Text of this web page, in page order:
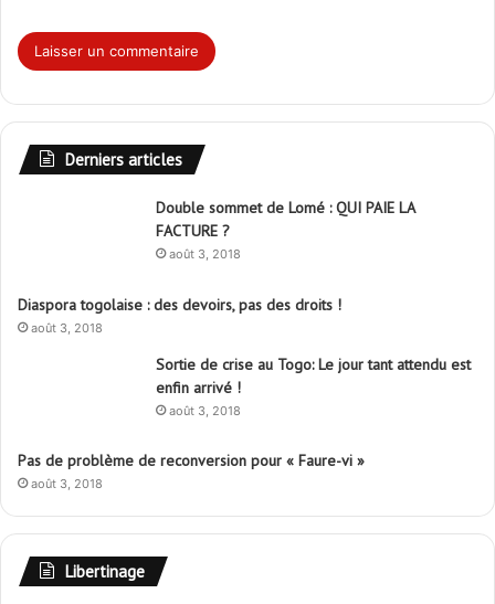
Derniers articles
Double sommet de Lomé : QUI PAIE LA
FACTURE ?
août 3, 2018
août 3, 2018
enfin arrivé !
août 3, 2018
août 3, 2018
QNET dévoile une édition limitée de la montre-